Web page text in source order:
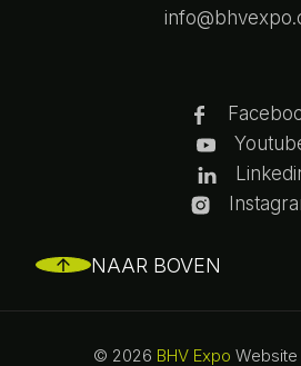
NAAR BOVEN
© 2026 BHV Expo Website